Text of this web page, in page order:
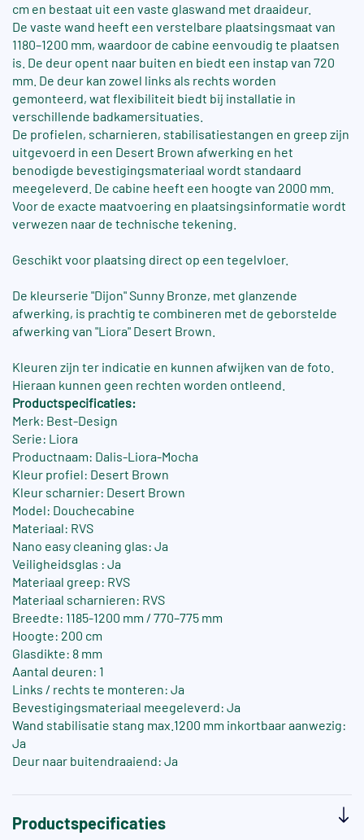
cm en bestaat uit een vaste glaswand met draaideur.
De vaste wand heeft een verstelbare plaatsingsmaat van
1180–1200 mm, waardoor de cabine eenvoudig te plaatsen
is. De deur opent naar buiten en biedt een instap van 720
mm. De deur kan zowel links als rechts worden
gemonteerd, wat flexibiliteit biedt bij installatie in
verschillende badkamersituaties.
De profielen, scharnieren, stabilisatiestangen en greep zijn
uitgevoerd in een Desert Brown afwerking en het
benodigde bevestigingsmateriaal wordt standaard
meegeleverd. De cabine heeft een hoogte van 2000 mm.
Voor de exacte maatvoering en plaatsingsinformatie wordt
verwezen naar de technische tekening.
Geschikt voor plaatsing direct op een tegelvloer.
De kleurserie "Dijon" Sunny Bronze, met glanzende
afwerking, is prachtig te combineren met de geborstelde
afwerking van "Liora" Desert Brown.
Kleuren zijn ter indicatie en kunnen afwijken van de foto.
Hieraan kunnen geen rechten worden ontleend.
Productspecificaties:
Merk: Best-Design
Serie: Liora
Productnaam: Dalis-Liora-Mocha
Kleur profiel: Desert Brown
Kleur scharnier: Desert Brown
Model: Douchecabine
Materiaal: RVS
Nano easy cleaning glas: Ja
Veiligheidsglas : Ja
Materiaal greep: RVS
Materiaal scharnieren: RVS
Breedte: 1185-1200 mm / 770–775 mm
Hoogte: 200 cm
Glasdikte: 8 mm
Aantal deuren: 1
Links / rechts te monteren: Ja
Bevestigingsmateriaal meegeleverd: Ja
Wand stabilisatie stang max.1200 mm inkortbaar aanwezig:
Ja
Deur naar buitendraaiend: Ja
Productspecificaties